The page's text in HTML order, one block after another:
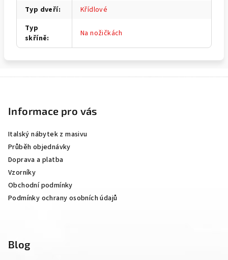
Typ dveří:
Křídlové
Typ
skříně: Na nožičkách
Informace pro vás
Italský nábytek z masivu
Průběh objednávky
Doprava a platba
Vzorníky
Obchodní podmínky
Podmínky ochrany osobních údajů
Blog